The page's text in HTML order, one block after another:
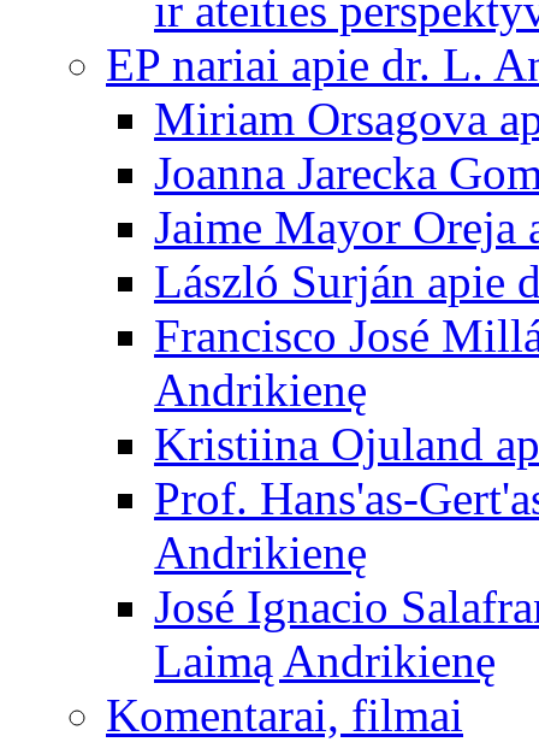
EP nariai apie dr. L.
Miriam Orsagova
Joanna Jarecka
Jaime Mayor Oreja
László Surján apie
Francisco José
Andrikienę
Kristiina Ojuland
Prof. Hans'as-
Andrikienę
José Ignacio
Laimą Andrikienę
Komentarai, filmai